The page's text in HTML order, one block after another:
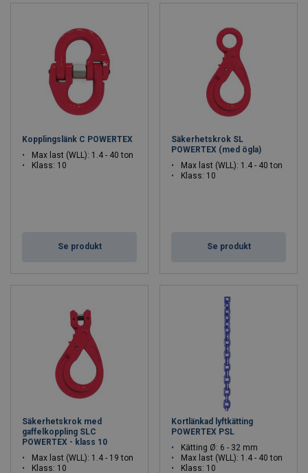
Kopplingslänk C POWERTEX
Max last (WLL): 1.4 - 40 ton
Klass: 10
Se produkt
Säkerhetskrok SL
POWERTEX (med ögla)
Max last (WLL): 1.4 - 40 ton
Klass: 10
Se produkt
Säkerhetskrok med
gaffelkoppling SLC
POWERTEX - klass 10
Max last (WLL): 1.4 - 19 ton
Klass: 10
Kortlänkad lyftkätting
POWERTEX PSL
Kätting Ø: 6 - 32 mm
Max last (WLL): 1.4 - 40 ton
Klass: 10